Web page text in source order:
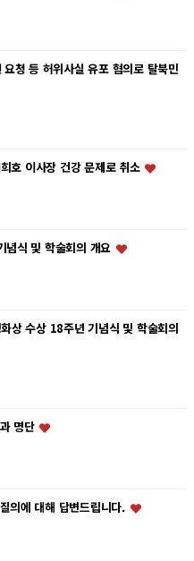
청 등 허위사실 유포 혐의로 탈북민
호 이사장 건강 문제로 취소
념식 및 학술회의 개요
상 수상 18주년 기념식 및 학술회의
명단
의에 대해 답변드립니다.